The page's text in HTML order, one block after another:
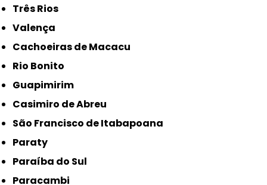
Três Rios
Valença
Cachoeiras de Macacu
Rio Bonito
Guapimirim
Casimiro de Abreu
São Francisco de Itabapoana
Paraty
Paraíba do Sul
Paracambi